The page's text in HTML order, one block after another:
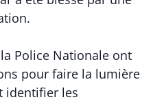
Police Nationale ont
pour faire la lumière
identifier les